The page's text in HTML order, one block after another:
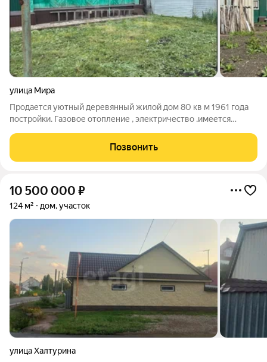
улица Мира
Продается уютный деревянный жилой дом 80 кв м 1961 года
постройки. Газовое отопление , электричество .имеется
,тишина, спокойствие . Соседи все дружные .В доме сеть
подпол , в сарае погреб. Все
Позвонить
10 500 000 ₽
124 м² дом, участок
улица Халтурина